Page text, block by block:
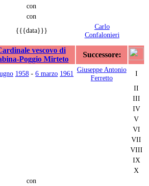
con
con
{{{data}}}
Carlo
Confalonieri
vescovo di
Poggio Mirteto
Successore:
1958 - 6 marzo 1961 Giuseppe Antonio
Ferretto
I
II
III
IV
V
VI
VII
VIII
IX
X
con